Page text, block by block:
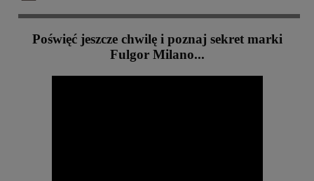
Poświęć jeszcze chwilę i poznaj sekret marki
Fulgor Milano...